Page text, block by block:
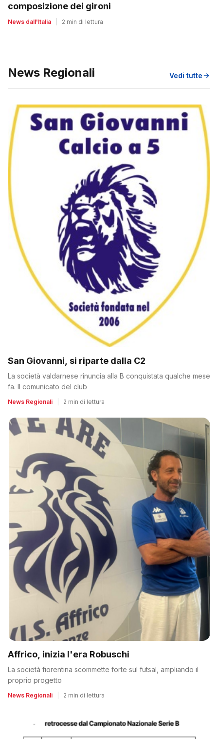
composizione dei gironi
News dall'Italia 2 min di lettura
News Regionali Vedi tutte
San Giovanni, si riparte dalla C2
La società valdarnese rinuncia alla B conquistata qualche mese
fa. Il comunicato del club
News Regionali 2 min di lettura
Affrico, inizia l'era Robuschi
La società fiorentina scommette forte sul futsal, ampliando il
proprio progetto
News Regionali 2 min di lettura